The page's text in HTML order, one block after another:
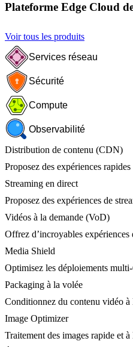
Plateforme Edge Cloud
Voir tous les produits
Services réseau
Sécurité
Compute
Observabilité
Distribution de contenu (CDN)
Proposez des expériences
Streaming en direct
Proposez des expériences de
Vidéos à la demande (VoD)
Offrez d’incroyables expériences
Media Shield
Optimisez les déploiements
Packaging à la volée
Conditionnez du contenu vidéo à
Image Optimizer
Traitement des images rapide et